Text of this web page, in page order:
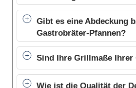
Gibt es eine Abdeckung
Gastrobräter-Pfannen?
Sind Ihre Grillmaße
Wie ist die Qualität der